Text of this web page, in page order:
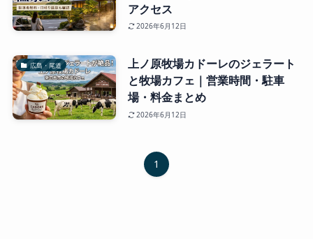
アクセス
2026年6月12日
広島・尾道
上ノ原牧場カドーレのジェラート
と牧場カフェ｜営業時間・駐車
場・料金まとめ
2026年6月12日
1